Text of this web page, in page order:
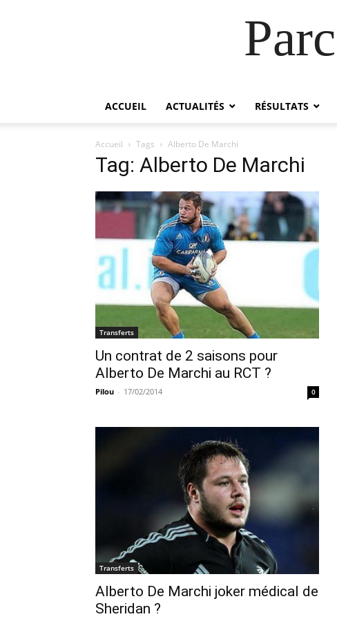
ACCUEIL ACTUALITÉS RÉSULTATS
Accueil Tags Alberto De Marchi
Tag: Alberto De Marchi
Transferts
Un contrat de 2 saisons pour
Alberto De Marchi au RCT ?
Pilou - 17/02/2014 0
Transferts
Alberto De Marchi joker médical de
Sheridan ?